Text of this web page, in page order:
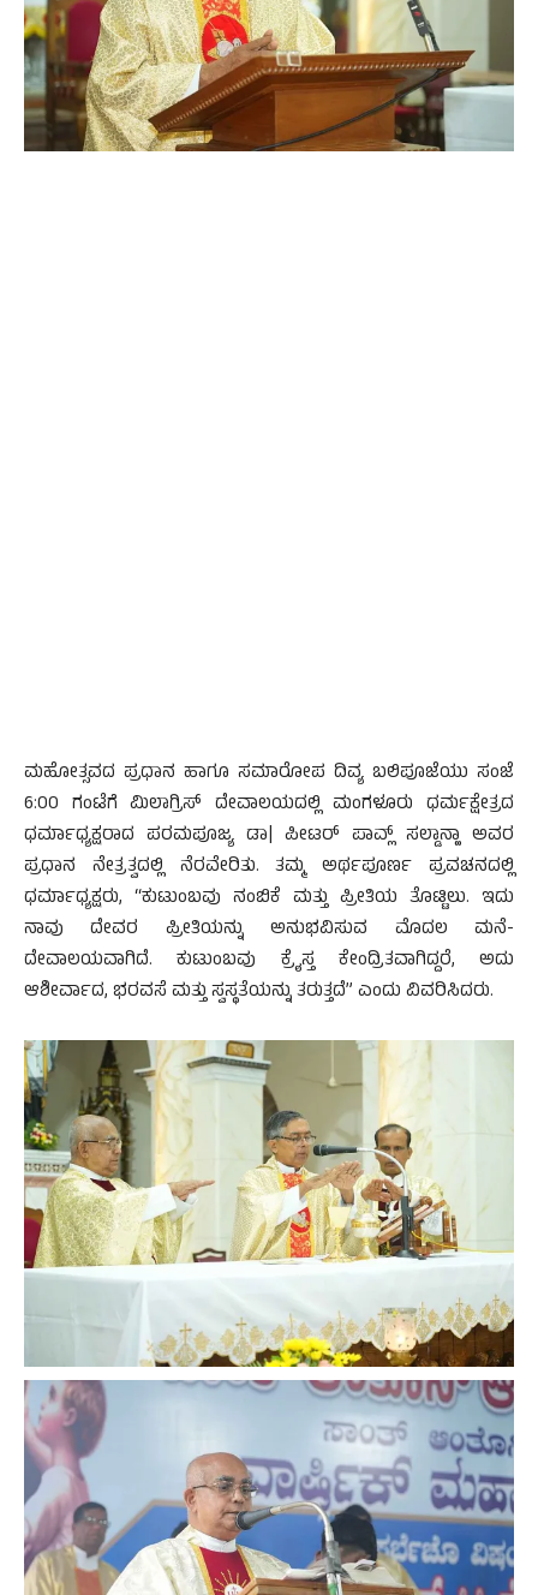
ಮಹೋತ್ಸವದ ಪ್ರಧಾನ ಹಾಗೂ ಸಮಾರೋಪ ದಿವ್ಯ ಬಲಿಪೂಜೆಯು ಸಂಜೆ
6:00 ಗಂಟೆಗೆ ಮಿಲಾಗ್ರಿಸ್ ದೇವಾಲಯದಲ್ಲಿ ಮಂಗಳೂರು ಧರ್ಮಕ್ಷೇತ್ರದ
ಧರ್ಮಾಧ್ಯಕ್ಷರಾದ ಪರಮಪೂಜ್ಯ ಡಾ| ಪೀಟರ್ ಪಾವ್ಲ್ ಸಲ್ಡಾನ್ಹಾ ಅವರ
ಪ್ರಧಾನ ನೇತ್ರತ್ವದಲ್ಲಿ ನೆರವೇರಿತು. ತಮ್ಮ ಅರ್ಥಪೂರ್ಣ ಪ್ರವಚನದಲ್ಲಿ
ಧರ್ಮಾಧ್ಯಕ್ಷರು, “ಕುಟುಂಬವು ನಂಬಿಕೆ ಮತ್ತು ಪ್ರೀತಿಯ ತೊಟ್ಟಿಲು. ಇದು
ನಾವು ದೇವರ ಪ್ರೀತಿಯನ್ನು ಅನುಭವಿಸುವ ಮೊದಲ ಮನೆ-
ದೇವಾಲಯವಾಗಿದೆ. ಕುಟುಂಬವು ಕ್ರೈಸ್ತ ಕೇಂದ್ರಿತವಾಗಿದ್ದರೆ, ಅದು
ಆಶೀರ್ವಾದ, ಭರವಸೆ ಮತ್ತು ಸ್ವಸ್ಥತೆಯನ್ನು ತರುತ್ತದೆ” ಎಂದು ವಿವರಿಸಿದರು.